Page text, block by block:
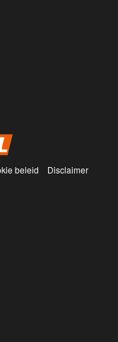
beleid
Disclaimer